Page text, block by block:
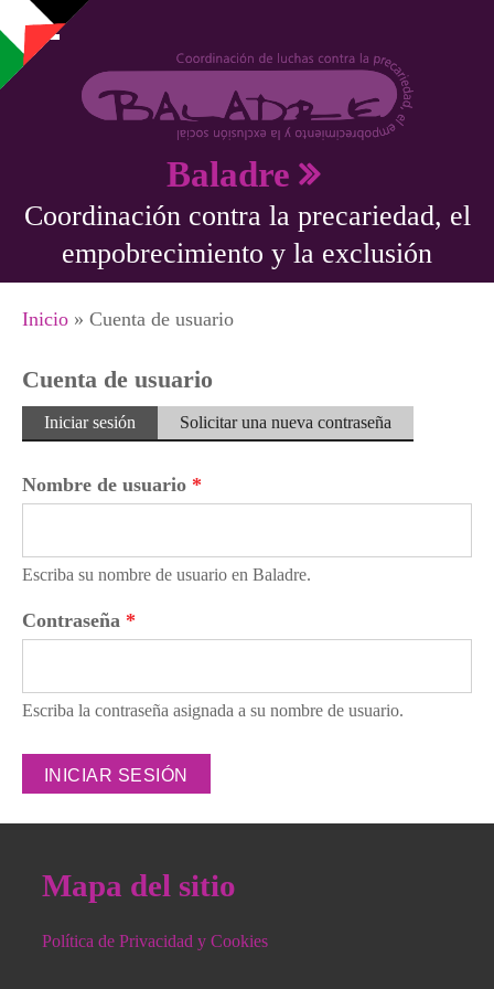
Pasar al contenido principal
Baladre
Coordinación contra la precariedad, el
empobrecimiento y la exclusión
Se encuentra usted aquí
Inicio » Cuenta de usuario
Cuenta de usuario
Solapas principales
Iniciar sesión (solapaSolicitar una nueva contraseña
Nombre de usuario *
Escriba su nombre de usuario en Baladre.
Contraseña *
Escriba la contraseña asignada a su nombre de usuario.
Mapa del sitio
Política de Privacidad y Cookies